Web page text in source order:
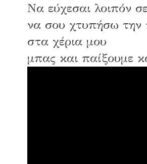
Να εύχεσαι λοιπόν
να σου χτυπήσω την
στα χέρια μου
μπας και παίξουμε